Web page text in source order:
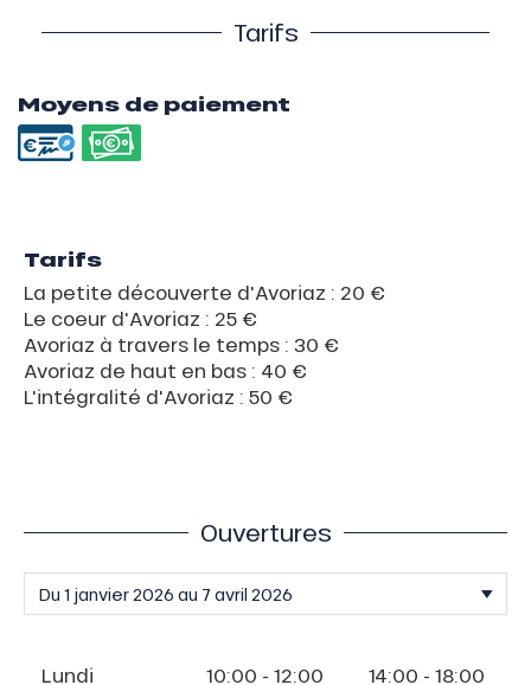
Tarifs
Moyens de paiement
Tarifs
La petite découverte d'Avoriaz : 20 €
Le coeur d'Avoriaz : 25 €
Avoriaz à travers le temps : 30 €
Avoriaz de haut en bas : 40 €
L'intégralité d'Avoriaz : 50 €
Ouvertures
Lundi 10:00 - 12:00 14:00 - 18:00